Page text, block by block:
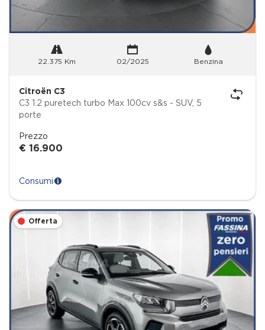
22.375 Km 02/2025 Benzina
Citroën C3
C3 1.2 puretech turbo Max 100cv s&s - SUV, 5
porte
Prezzo
€ 16.900
Consumi
Offerta